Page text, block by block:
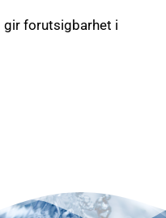
forutsigbarhet i